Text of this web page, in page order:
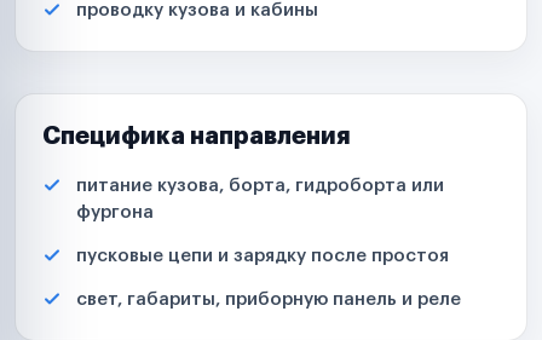
проводку кузова и кабины
Специфика направления
питание кузова, борта, гидроборта или
фургона
пусковые цепи и зарядку после простоя
свет, габариты, приборную панель и реле